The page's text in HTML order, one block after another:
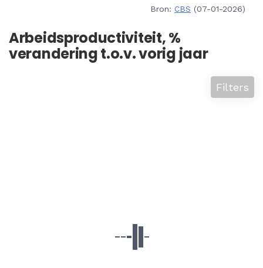
Bron: CBS (07-01-2026)
Arbeidsproductiviteit, %
verandering t.o.v. vorig jaar
Filters